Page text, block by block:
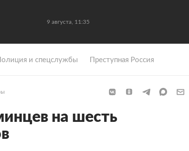
9 августа, 11:35
Полиция и спецслужбы Преступная Россия
на шесть